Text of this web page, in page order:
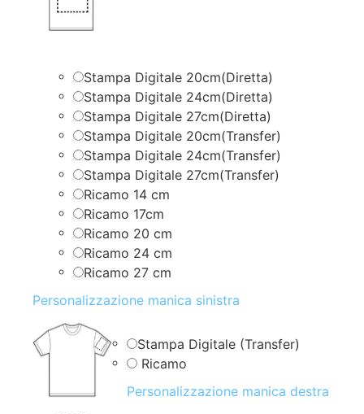
Stampa Digitale 20cm(Diretta)
Stampa Digitale 24cm(Diretta)
Stampa Digitale 27cm(Diretta)
Stampa Digitale 20cm(Transfer)
Stampa Digitale 24cm(Transfer)
Stampa Digitale 27cm(Transfer)
Ricamo 14 cm
Ricamo 17cm
Ricamo 20 cm
Ricamo 24 cm
Ricamo 27 cm
Personalizzazione manica sinistra
Stampa Digitale (Transfer)
Ricamo
Personalizzazione manica destra